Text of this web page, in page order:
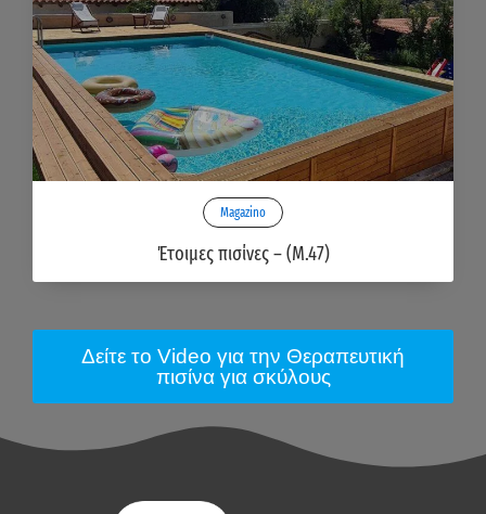
Magazino
Έτοιμες πισίνες – (M.47)
Δείτε το Video για την Θεραπευτική
πισίνα για σκύλους